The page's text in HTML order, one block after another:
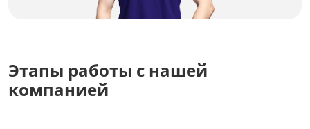
Этапы работы с нашей
компанией